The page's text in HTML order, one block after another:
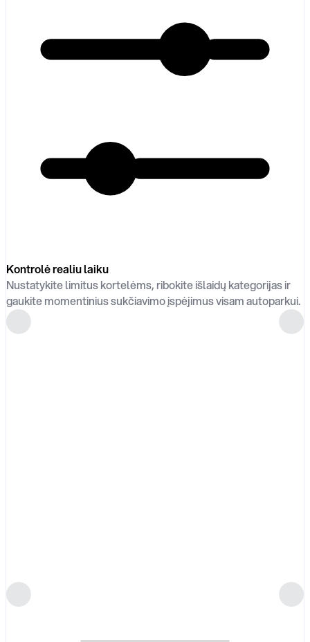
Kontrolė realiu laiku
Nustatykite limitus kortelėms, ribokite išlaidų kategorijas ir
gaukite momentinius sukčiavimo įspėjimus visam autoparkui.